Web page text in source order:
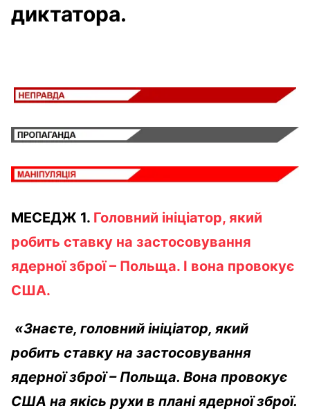
диктатора.
МЕСЕДЖ 1. Головний ініціатор, який
робить ставку на застосовування
ядерної зброї – Польща. І вона провокує
США.
«Знаєте, головний ініціатор, який
робить ставку на застосовування
ядерної зброї – Польща. Вона провокує
США на якісь рухи в плані ядерної зброї.